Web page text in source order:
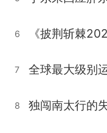
6 《披荆斩棘
7 全球最大级别
8